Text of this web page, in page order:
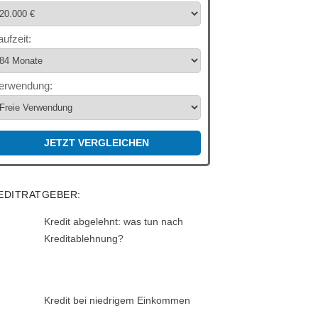
JETZT VERGLEICHEN
Kredit abgelehnt: was tun nach
Kreditablehnung?
Kredit bei niedrigem Einkommen